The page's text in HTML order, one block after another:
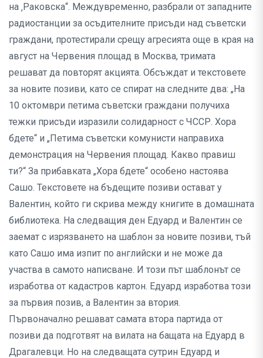
на ‚Раковска“. Междувременно, разбрали от западните
радиостанции за осъдителните присъди над съветски
граждани, протестирали срещу агресията още в края на
август на Червения площад в Москва, тримата
решават да повторят акцията. Обсъждат и текстовете
за новите позиви, като се спират на следните два: „На
10 октомври петима съветски граждани получиха
тежки присъди изразили солидарност с ЧССР. Хора
бдете“ и „Петима съветски комунисти направиха
демонстрация на Червения площад. Какво правиш
ти?“ За прибавката „Хора бдете“ особено настоява
Сашо. Текстовете на бъдещите позиви остават у
Валентин, който ги скрива между книгите в домашната
библиотека. На следващия ден Едуард и Валентин се
заемат с изрязването на шаблон за новите позиви, тъй
като Сашо има изпит по английски и не може да
участва в самото написване. И този път шаблонът се
изработва от кадастров картон. Едуард изработва този
за първия позив, а Валентин за втория.
Първоначално решават самата втора партида от
позиви да подготвят на вилата на бащата на Едуард в
Драгалевци. Но на следващата сутрин Едуард и